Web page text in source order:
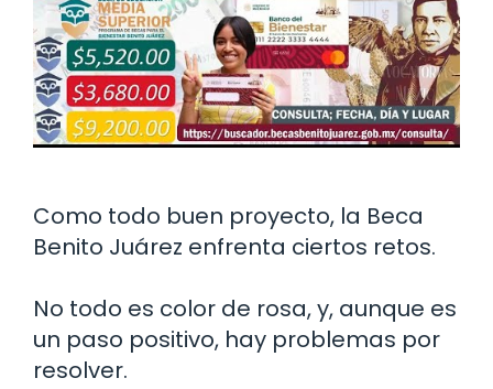
Como todo buen proyecto, la Beca
Benito Juárez enfrenta ciertos retos.
No todo es color de rosa, y, aunque es
un paso positivo, hay problemas por
resolver.